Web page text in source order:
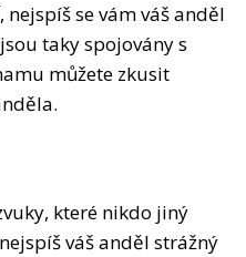
, nejspíš se vám váš anděl
taky spojovány s
můžete zkusit
které nikdo jiný
váš anděl strážný